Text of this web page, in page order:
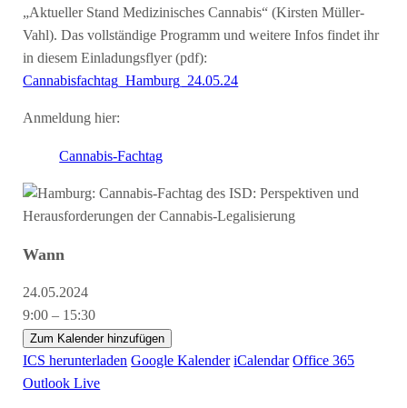
„Aktueller Stand Medizinisches Cannabis“ (Kirsten Müller-
Vahl). Das vollständige Programm und weitere Infos findet ihr
in diesem Einladungsflyer (pdf):
Cannabisfachtag_Hamburg_24.05.24
Anmeldung hier:
Cannabis-Fachtag
Wann
24.05.2024
9:00 – 15:30
Zum Kalender hinzufügen
ICS herunterladen Google Kalender iCalendar Office 365
Outlook Live